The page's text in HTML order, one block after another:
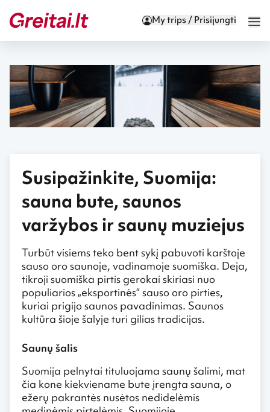
My trips / Prisijungti
Susipažinkite, Suomija:
sauna bute, saunos
varžybos ir saunų muziejus
Turbūt visiems teko bent sykį pabuvoti karštoje
sauso oro saunoje, vadinamoje suomiška. Deja,
tikroji suomiška pirtis gerokai skiriasi nuo
populiarios „eksportinės“ sauso oro pirties,
kuriai prigijo saunos pavadinimas. Saunos
kultūra šioje šalyje turi gilias tradicijas.
Saunų šalis
Suomija pelnytai tituluojama saunų šalimi, mat
čia kone kiekviename bute įrengta sauna, o
ežerų pakrantės nusėtos nedidelėmis